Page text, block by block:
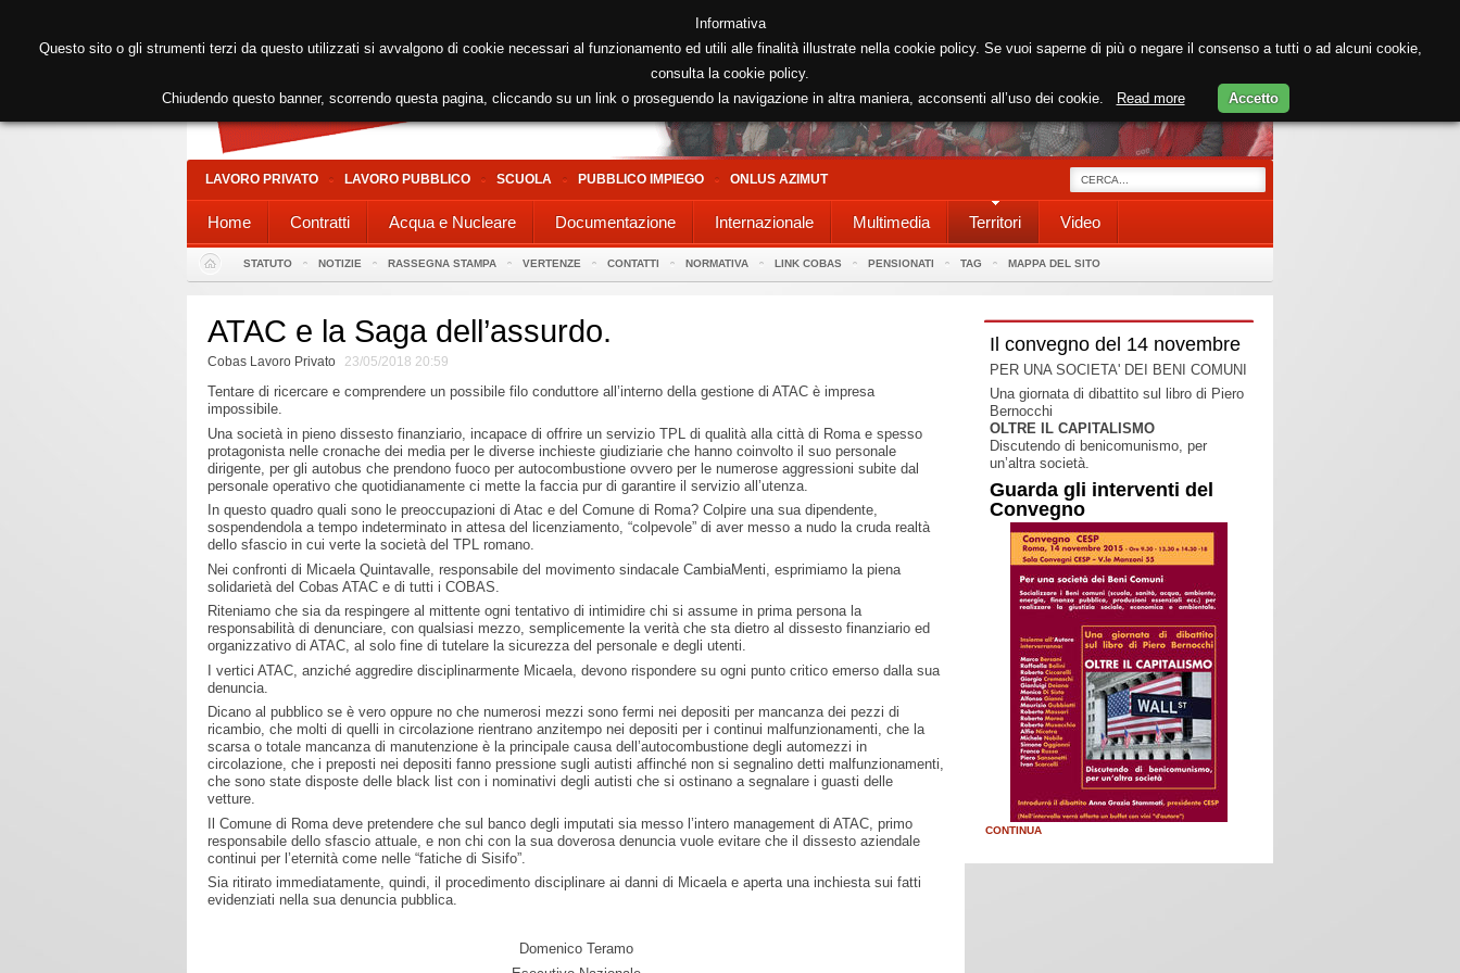
LAVORO PRIVATO LAVORO PUBBLICO SCUOLA PUBBLICO IMPIEGO ONLUS AZIMUT
Home Contratti Acqua e Nucleare Documentazione Internazionale Multimedia Territori Video
STATUTO NOTIZIE RASSEGNA STAMPA VERTENZE CONTATTI NORMATIVA LINK COBAS PENSIONATI TAG MAPPA DEL SITO
ATAC e la Saga dell’assurdo.
Cobas Lavoro Privato 23/05/2018 20:59
Tentare di ricercare e comprendere un possibile filo conduttore all’interno della gestione di ATAC è impresa
impossibile.
Una società in pieno dissesto finanziario, incapace di offrire un servizio TPL di qualità alla città di Roma e spesso
protagonista nelle cronache dei media per le diverse inchieste giudiziarie che hanno coinvolto il suo personale
dirigente, per gli autobus che prendono fuoco per autocombustione ovvero per le numerose aggressioni subite dal
personale operativo che quotidianamente ci mette la faccia pur di garantire il servizio all’utenza.
In questo quadro quali sono le preoccupazioni di Atac e del Comune di Roma? Colpire una sua dipendente,
sospendendola a tempo indeterminato in attesa del licenziamento, “colpevole” di aver messo a nudo la cruda realtà
dello sfascio in cui verte la società del TPL romano.
Nei confronti di Micaela Quintavalle, responsabile del movimento sindacale CambiaMenti, esprimiamo la piena
solidarietà del Cobas ATAC e di tutti i COBAS.
Riteniamo che sia da respingere al mittente ogni tentativo di intimidire chi si assume in prima persona la
responsabilità di denunciare, con qualsiasi mezzo, semplicemente la verità che sta dietro al dissesto finanziario ed
organizzativo di ATAC, al solo fine di tutelare la sicurezza del personale e degli utenti.
I vertici ATAC, anziché aggredire disciplinarmente Micaela, devono rispondere su ogni punto critico emerso dalla sua
denuncia.
Dicano al pubblico se è vero oppure no che numerosi mezzi sono fermi nei depositi per mancanza dei pezzi di
ricambio, che molti di quelli in circolazione rientrano anzitempo nei depositi per i continui malfunzionamenti, che la
scarsa o totale mancanza di manutenzione è la principale causa dell’autocombustione degli automezzi in
circolazione, che i preposti nei depositi fanno pressione sugli autisti affinché non si segnalino detti malfunzionamenti,
che sono state disposte delle black list con i nominativi degli autisti che si ostinano a segnalare i guasti delle
vetture.
Il Comune di Roma deve pretendere che sul banco degli imputati sia messo l’intero management di ATAC, primo
responsabile dello sfascio attuale, e non chi con la sua doverosa denuncia vuole evitare che il dissesto aziendale
continui per l’eternità come nelle “fatiche di Sisifo”.
Sia ritirato immediatamente, quindi, il procedimento disciplinare ai danni di Micaela e aperta una inchiesta sui fatti
evidenziati nella sua denuncia pubblica.
Domenico Teramo
Il convegno del 14 novembre
PER UNA SOCIETA' DEI BENI COMUNI
Una giornata di dibattito sul libro di Piero
Bernocchi
OLTRE IL CAPITALISMO
Discutendo di benicomunismo, per
un’altra società.
Guarda gli interventi del
Convegno
CONTINUA
Informativa
Questo sito o gli strumenti terzi da questo utilizzati si avvalgono di cookie necessari al funzionamento ed utili alle finalità illustrate nella cookie policy. Se vuoi saperne di più o negare il consenso a tutti o ad alcuni cookie,
consulta la cookie policy.
Chiudendo questo banner, scorrendo questa pagina, cliccando su un link o proseguendo la navigazione in altra maniera, acconsenti all’uso dei cookie.
Read more Accetto